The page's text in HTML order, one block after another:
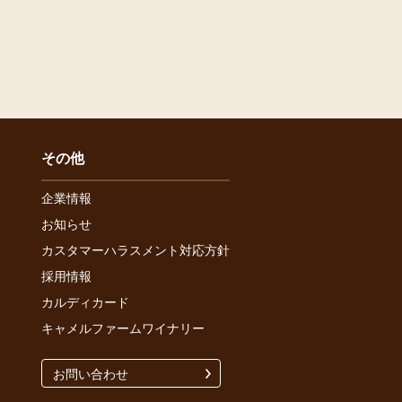
その他
企業情報
お知らせ
カスタマーハラスメント対応方針
採用情報
カルディカード
キャメルファームワイナリー
お問い合わせ